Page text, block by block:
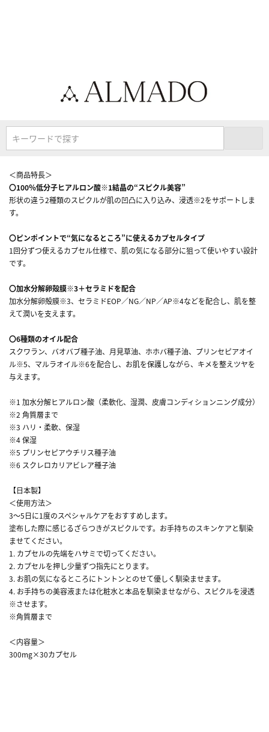
キーワードで探す
＜商品特長＞
〇100％低分子ヒアルロン酸※1結晶の“スピクル美容”
形状の違う2種類のスピクルが肌の凹凸に入り込み、浸透※2をサポートしま
す。
〇ピンポイントで“気になるところ”に使えるカプセルタイプ
1回分ずつ使えるカプセル仕様で、肌の気になる部分に狙って使いやすい設計
です。
〇加水分解卵殻膜※3＋セラミドを配合
加水分解卵殻膜※3、セラミドEOP／NG／NP／AP※4などを配合し、肌を整
えて潤いを支えます。
〇6種類のオイル配合
スクワラン、バオバブ種子油、月見草油、ホホバ種子油、プリンセピアオイ
ル※5、マルラオイル※6を配合し、お肌を保護しながら、キメを整えツヤを
与えます。
※1 加水分解ヒアルロン酸（柔軟化、湿潤、皮膚コンディションニング成分）
※2 角質層まで
※3 ハリ・柔軟、保湿
※4 保湿
※5 プリンセピアウチリス種子油
※6 スクレロカリアビレア種子油
【日本製】
＜使用方法＞
3～5日に1度のスペシャルケアをおすすめします。
塗布した際に感じるざらつきがスピクルです。お手持ちのスキンケアと馴染
ませてください。
1. カプセルの先端をハサミで切ってください。
2. カプセルを押し少量ずつ指先にとります。
3. お肌の気になるところにトントンとのせて優しく馴染ませます。
4. お手持ちの美容液または化粧水と本品を馴染ませながら、スピクルを浸透
※させます。
※角質層まで
＜内容量＞
300mg×30カプセル